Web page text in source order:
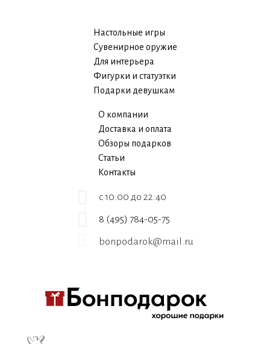
Настольные игры
Сувенирное оружие
Для интерьера
Фигурки и статуэтки
Подарки девушкам
О компании
Доставка и оплата
Обзоры подарков
Статьи
Контакты
c 10:00 до 22:40
8 (495) 784-05-75
bonpodarok@mail.ru